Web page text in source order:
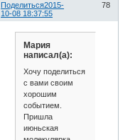
Поделиться 78
2015-
10-08 18:37:55
Мария
написал(а):
Хочу поделиться
с вами своим
хорошим
событием.
Пришла
июньская